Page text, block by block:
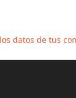
datos de tus